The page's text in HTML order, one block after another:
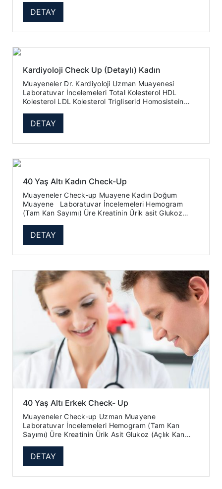
DETAY
Kardiyoloji Check Up (Detaylı) Kadın
Muayeneler Dr. Kardiyoloji Uzman Muayenesi
Laboratuvar İncelemeleri Total Kolesterol HDL
Kolesterol LDL Kolesterol Trigliserid Homosistein
DETAY
40 Yaş Altı Kadın Check-Up
Muayeneler Check-up Muayene Kadın Doğum
Muayene Laboratuvar İncelemeleri Hemogram
(Tam Kan Sayımı) Üre Kreatinin Ürik asit Glukoz
DETAY
40 Yaş Altı Erkek Check- Up
Muayeneler Check-up Uzman Muayene
Laboratuvar İncelemeleri Hemogram (Tam Kan
Sayımı) Üre Kreatinin Ürik Asit Glukoz (Açlık Kan
DETAY